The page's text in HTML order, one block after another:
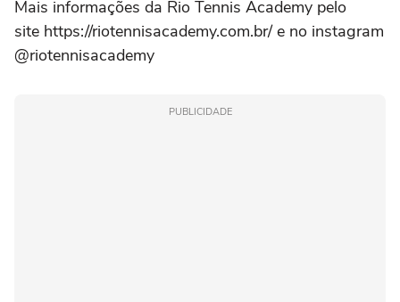
Mais informações da Rio Tennis Academy pelo
site https://riotennisacademy.com.br/ e no instagram
@riotennisacademy
PUBLICIDADE